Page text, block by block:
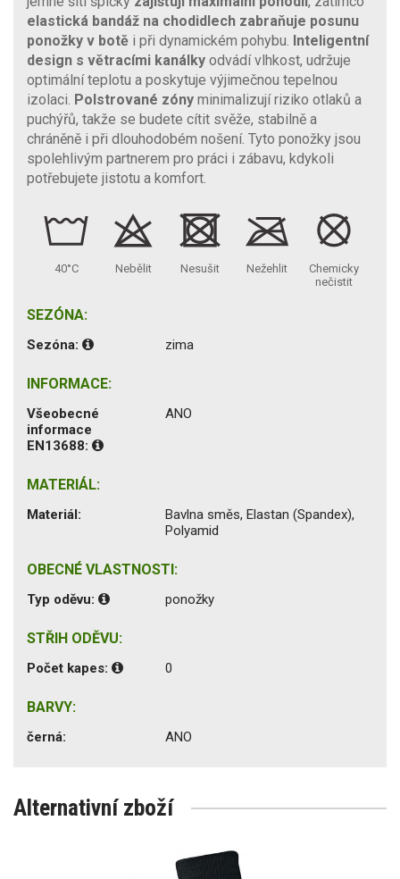
elastická bandáž na chodidlech zabraňuje posunu
ponožky v botě i při dynamickém pohybu. Inteligentní
design s větracími kanálky odvádí vlhkost, udržuje
optimální teplotu a poskytuje výjimečnou tepelnou
izolaci. Polstrované zóny minimalizují riziko otlaků a
puchýřů, takže se budete cítit svěže, stabilně a
chráněně i při dlouhodobém nošení. Tyto ponožky jsou
spolehlivým partnerem pro práci i zábavu, kdykoli
potřebujete jistotu a komfort.
40°C Nebělit Nesušit Nežehlit
Chemicky
nečistit
SEZÓNA:
Sezóna: zima
INFORMACE:
Všeobecné
informace
EN13688:
ANO
MATERIÁL:
Materiál:
Bavlna směs, Elastan (Spandex),
Polyamid
OBECNÉ VLASTNOSTI:
Typ oděvu: ponožky
STŘIH ODĚVU:
Počet kapes: 0
BARVY:
černá: ANO
Alternativní zboží